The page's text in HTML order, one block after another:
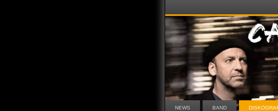
NEWS BAND